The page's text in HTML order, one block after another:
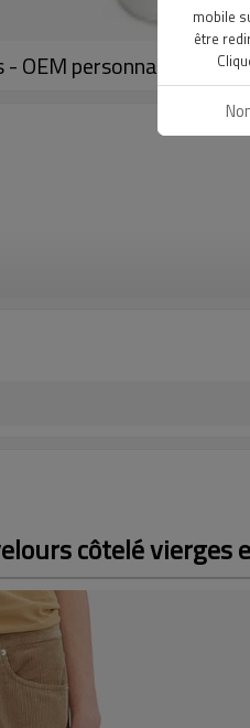
OEM personnalisé et
côtelé
mobile
être